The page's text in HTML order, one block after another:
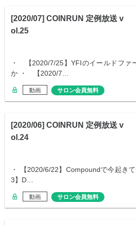
[2020/07] COINRUN 定例放送 v
ol.25
・ 【2020/7/25】YFIのイールドファ
か ・ 【2020/7…
動画 サロン会員無料
[2020/06] COINRUN 定例放送 v
ol.24
・ 【2020/6/22】Compoundで今起き
3】D…
動画 サロン会員無料